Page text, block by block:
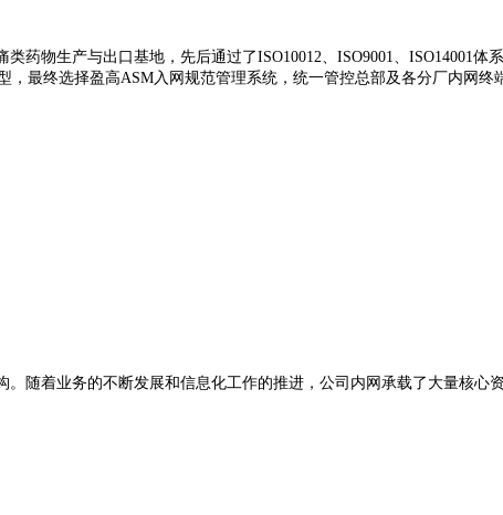
药物生产与出口基地，先后通过了ISO10012、ISO9001、ISO14001体
最终选择盈高ASM入网规范管理系统，统一管控总部及各分厂内网终
随着业务的不断发展和信息化工作的推进，公司内网承载了大量核心